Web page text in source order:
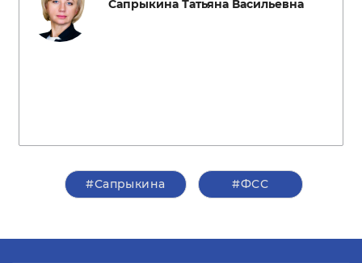
Сапрыкина Татьяна Васильевна
#Сапрыкина #ФСС